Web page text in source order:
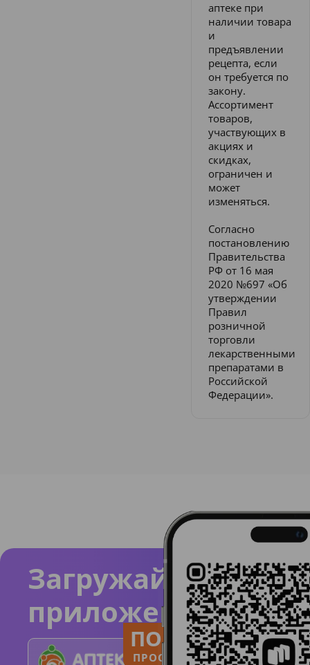
аптеке при
наличии товара
и
предъявлении
рецепта, если
он требуется по
закону.
Ассортимент
товаров,
участвующих в
акциях и
скидках,
ограничен и
может
изменяться.
Согласно
постановлению
Правительства
РФ от 16 мая
2020 №697 «Об
утверждении
Правил
розничной
торговли
лекарственными
препаратами в
Российской
Федерации».
Загружайте
приложение
ПОЛЬЗУЙСЯ
ПРОСТО И ПОНЯТНО